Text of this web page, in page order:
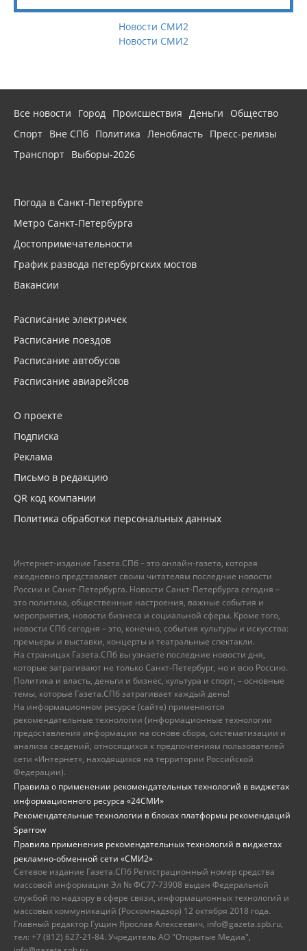
Новости СМИ2
Новости СМИ2
Все новости Город Происшествия Деньги
Общество
Спорт Вне СПб Политика Ленобласть Пресс-релизы
Транспорт Выборы-2026
Погода в Санкт-Петербурге
Метро Санкт-Петербурга
Достопримечательности
График развода петербургских мостов
Вакансии
Расписание электричек
Расписание поездов
Расписание автобусов
Расписание авиарейсов
О проекте
Подписка
Реклама
Письмо в редакцию
QR код компании
Политика обработки персональных данных
Интернет-издание Газета.СПб – это онлайн-газета, которая
ежедневно представляет своим читателям последние новости
России и Санкт-Петербурга. Новости Санкт-Петербурга сегодня –
это политика, общественные настроения, важные события и
мероприятия, новости бизнеса и социальной сферы. Кроме того,
новости СПб сегодня – это, конечно, события культуры и искусства:
премьеры и выставки, концерты и театральные спектакли.
На страницах Газета.СПб вы узнаете последние новости дня,
которые затрагивают не только Санкт-Петербург, но и всю Россию.
Политика и власть, деньги и бизнес, культура и спорт, – основные
темы, которые Газета.СПб затрагивает каждый день!
На информационном ресурсе (сайте) применяются
рекомендательные технологии (информационные технологии
предоставления информации на основе сбора, систематизации и
анализа сведений, относящихся к предпочтениям пользователей
сети «Интернет», находящихся на территории Российской
Федерации).
Правила о применении рекомендательных технологий в виджетах
информационного ресурса «24СМИ»
Рекомендательные технологии в блоках платформы рекомендаций
Sparrow
Правила применения рекомендательных технологий в виджетах
рекламно-обменной сети «СМИ2»
Сетевое издание Газета.СПб Регистрационный номер средства
массовой информации Эл № ФС77-73908 выдан Федеральной
службой по надзору в сфере связи, информационных технологий и
массовых коммуникаций (Роскомнадзор) 12 октября 2018 года.
Главный редактор Гущин Ярослав Алексеевич, info@gazeta.spb.ru,
тел: +7 (812) 627-21-84. Учредитель АО "Открытые Медиа",